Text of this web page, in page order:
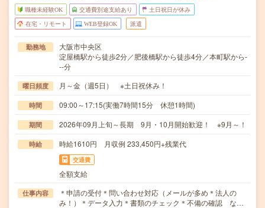
職種未経験OK 交通費別途支給あり 土日祝日が休み
在宅・リモート WEB登録OK 派遣
勤務地
大阪市中央区
淀屋橋駅から徒歩2分／肥後橋駅から徒歩4分／本町駅から-
--分
曜日頻度 月～金（週5日） ※土日祝休み！
時間 09:00～17:15(実働7時間15分 休憩1時間)
期間 2026年09月上旬～長期 9月・10月開始歓迎！ ※9月～！
時給 時給1610円 月収例 233,450円+残業代
交通費
全額支給
仕事内容
＊申請の受付＊問い合わせ対応（メールが多め＊法人の
み！）＊データ入力＊書類のチェック＊不備の確認 な…